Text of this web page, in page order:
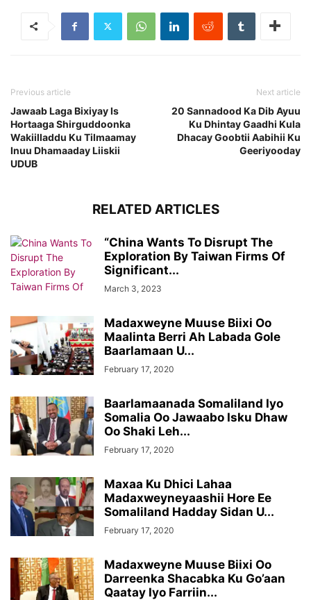
Previous article
Jawaab Laga Bixiyay Is
Hortaaga Shirguddoonka
Wakiilladdu Ku Tilmaamay
Inuu Dhamaaday Liiskii
UDUB
Next article
20 Sannadood Ka Dib Ayuu
Ku Dhintay Gaadhi Kula
Dhacay Goobtii Aabihii Ku
Geeriyooday
RELATED ARTICLES
“China Wants To Disrupt The
Exploration By Taiwan Firms Of
Significant...
March 3, 2023
Madaxweyne Muuse Biixi Oo
Maalinta Berri Ah Labada Gole
Baarlamaan U...
February 17, 2020
Baarlamaanada Somaliland Iyo
Somalia Oo Jawaabo Isku Dhaw
Oo Shaki Leh...
February 17, 2020
Maxaa Ku Dhici Lahaa
Madaxweyneyaashii Hore Ee
Somaliland Hadday Sidan U...
February 17, 2020
Madaxweyne Muuse Biixi Oo
Darreenka Shacabka Ku Go’aan
Qaatay Iyo Farriin...